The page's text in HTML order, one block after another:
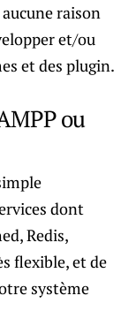
raison
et/ou
et des plugin.
ou
dont
Redis,
flexible, et de
système